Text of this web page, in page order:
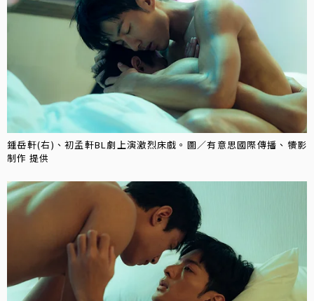
鍾岳軒(右)、初孟軒BL劇上演激烈床戲。圖／有意思國際傳播、犢影
制作 提供